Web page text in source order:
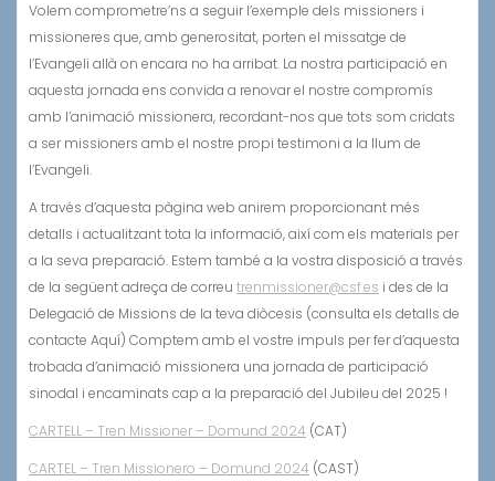
Volem comprometre’ns a seguir l’exemple dels missioners i
missioneres que, amb generositat, porten el missatge de
l’Evangeli allà on encara no ha arribat. La nostra participació en
aquesta jornada ens convida a renovar el nostre compromís
amb l’animació missionera, recordant-nos que tots som cridats
a ser missioners amb el nostre propi testimoni a la llum de
l’Evangeli.
A través d’aquesta pàgina web anirem proporcionant més
detalls i actualitzant tota la informació, així com els materials per
a la seva preparació. Estem també a la vostra disposició a través
de la següent adreça de correu trenmissioner@csf.es i des de la
Delegació de Missions de la teva diòcesis (consulta els detalls de
contacte Aquí) Comptem amb el vostre impuls per fer d’aquesta
trobada d’animació missionera una jornada de participació
sinodal i encaminats cap a la preparació del Jubileu del 2025 !
CARTELL – Tren Missioner – Domund 2024 (CAT)
CARTEL – Tren Missionero – Domund 2024 (CAST)